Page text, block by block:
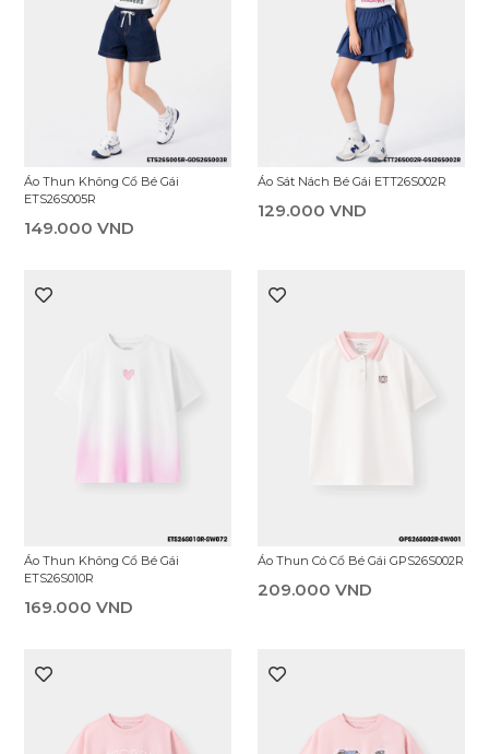
Áo Thun Không Cổ Bé Gái
ETS26S005R
149.000 VND
Áo Sát Nách Bé Gái ETT26S002R
129.000 VND
Áo Thun Không Cổ Bé Gái
ETS26S010R
169.000 VND
Áo Thun Có Cổ Bé Gái GPS26S002R
209.000 VND